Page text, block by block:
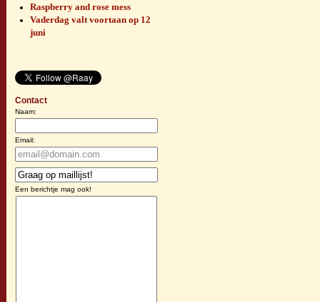
Raspberry and rose mess
Vaderdag valt voortaan op 12
juni
Contact
Naam:
Email:
Een berichtje mag ook!